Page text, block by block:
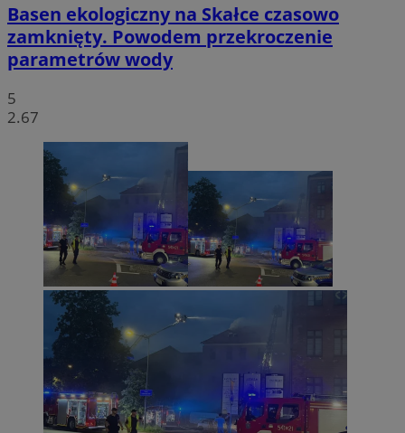
Basen ekologiczny na Skałce czasowo
zamknięty. Powodem przekroczenie
parametrów wody
5
2.67